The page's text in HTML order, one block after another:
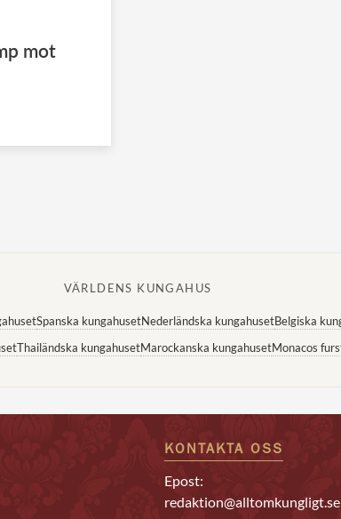
mot
VÄRLDENS KUNGAHUS
Spanska kungahusetNederländska kungahusetBelgiska
Thailändska kungahusetMarockanska kungahusetMonacos
KONTAKTA OSS
Epost:
redaktion@alltomkungligt.se